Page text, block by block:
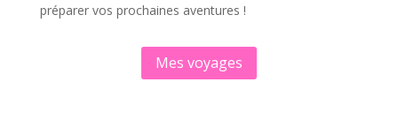
préparer vos prochaines aventures !
Mes voyages